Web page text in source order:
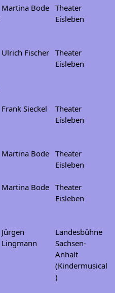
Martina Bode Theater
Eisleben
Ulrich Fischer Theater
Eisleben
Frank Sieckel
Theater
Eisleben
Martina Bode Theater
Eisleben
Martina Bode Theater
Eisleben
Jürgen
Lingmann
Landesbühne
Sachsen-
Anhalt
(Kindermusical
)